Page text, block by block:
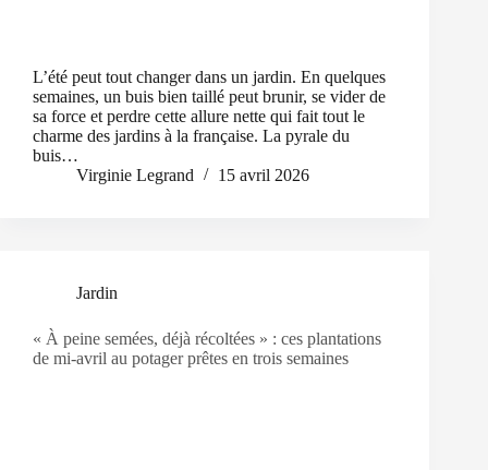
L’été peut tout changer dans un jardin. En quelques
semaines, un buis bien taillé peut brunir, se vider de
sa force et perdre cette allure nette qui fait tout le
charme des jardins à la française. La pyrale du
buis…
Virginie Legrand
15 avril 2026
Jardin
« À peine semées, déjà récoltées » : ces plantations
de mi-avril au potager prêtes en trois semaines